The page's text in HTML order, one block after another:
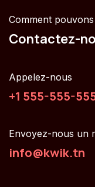
Comment
Contactez-
Appelez-nous
+1 555-555-
Envoyez-nous un
info@kwik.tn